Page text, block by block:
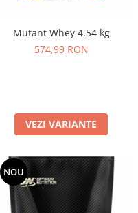
Mutant Whey 4.54 kg
574,99 RON
VEZI VARIANTE
NOU